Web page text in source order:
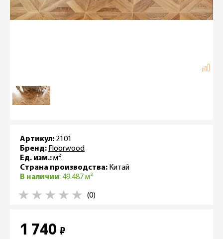
Артикул: 2101
Бренд: Floorwood
Ед. изм.:м².
Страна производства: Китай
В наличии: 49.487 м²
(0)
1 740 ₽